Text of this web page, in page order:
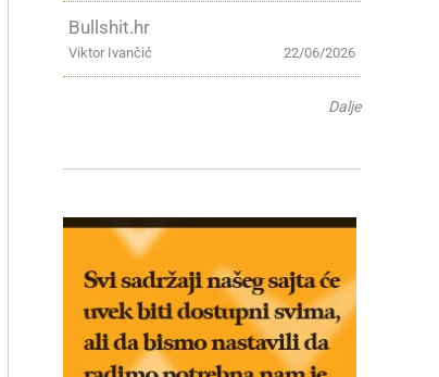
Bullshit.hr
22/06/2026
Viktor Ivančić
Dalje